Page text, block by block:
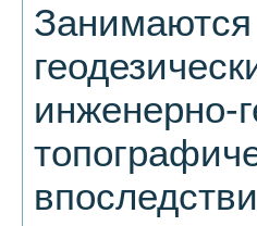
инженерно-